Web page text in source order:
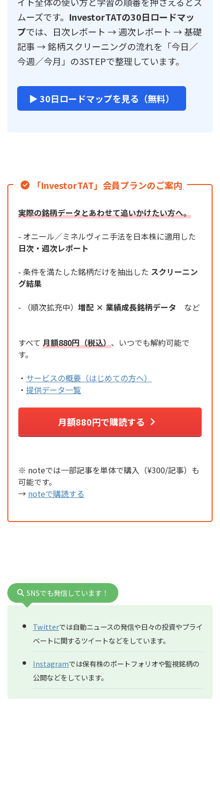
ムーズです。 InvestorTATの30日ロードマッ
プでは、日次レポート → 週次レポート → 基礎
記事 → 銘柄スクリーニングの流れを「今日／
今週／今月」の3STEPで整理しています。
▶ 30日ロードマップを見る（無料）
「InvestorTAT」会員プランのご案内
実際の銘柄データとあわせて追いかけたい方へ。
- オニール／ミネルヴィニ手法を日本株に適用した
日次・週次レポート
- 条件を満たした銘柄だけを抽出した スクリーニン
グ結果
- （順次拡充中） 増配 × 業績成長銘柄データ など
すべて 月額880円（税込）、いつでも解約可能で
す。
・ サービスの概要（はじめての方へ）
・ 提供データ一覧
月額880円で購読する
※ noteでは一部記事を単体で購入（¥300/記事）も
可能です。
→ noteで購読する
SNSでも発信しています！
Twitterでは自動ニュースの発信や日々の投資やプライ
ベートに関するツイートなどをしています。
Instagramでは保有株のポートフォリオや監視銘柄の
公開などをしています。